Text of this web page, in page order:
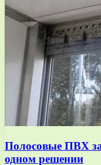
Полосовые ПВХ
одном решении